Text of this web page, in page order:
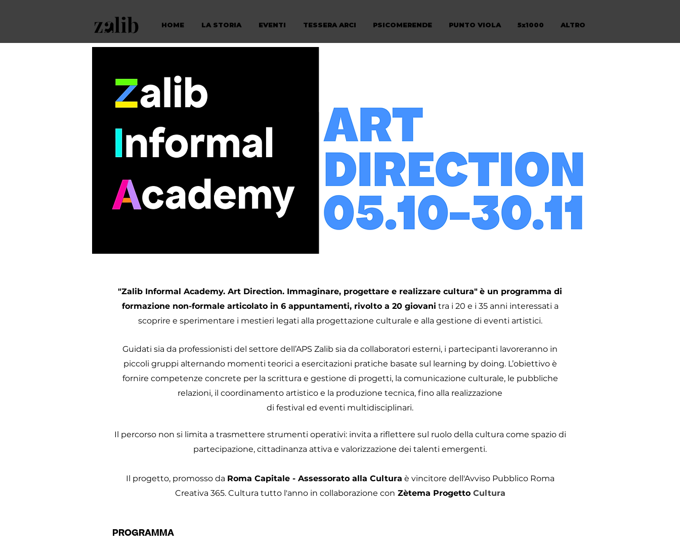
HOME LA STORIA EVENTI TESSERA ARCI PSICOMERENDE PUNTO VIOLA 5x1000 ALTRO
"Zalib Informal Academy. Art Direction. Immaginare, progettare e realizzare cultura" è un programma di
formazione non-formale articolato in 6 appuntamenti, rivolto a 20 giovani tra i 20 e i 35 anni interessati a
scoprire e sperimentare i mestieri legati alla progettazione culturale e alla gestione di eventi artistici.
Guidati sia da professionisti del settore dell’APS Zalib sia da collaboratori esterni, i partecipanti lavoreranno in
piccoli gruppi alternando momenti teorici a esercitazioni pratiche basate sul learning by doing. L’obiettivo è
fornire competenze concrete per la scrittura e gestione di progetti, la comunicazione culturale, le pubbliche
relazioni, il coordinamento artistico e la produzione tecnica, fino alla realizzazione
di festival ed eventi multidisciplinari.
Il percorso non si limita a trasmettere strumenti operativi: invita a riflettere sul ruolo della cultura come spazio di
partecipazione, cittadinanza attiva e valorizzazione dei talenti emergenti.
Il progetto, promosso da Roma Capitale - Assessorato alla Cultura è vincitore dell'Avviso Pubblico Roma
Creativa 365. Cultura tutto l'anno in collaborazione con Zètema Progetto Cultura
PROGRAMMA